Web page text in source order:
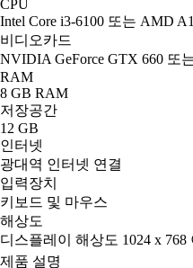
CPU
Intel Core i3-6100 또는 AMD
비디오카드
NVIDIA GeForce GTX 660 또
RAM
8 GB RAM
저장공간
12 GB
인터넷
광대역 인터넷 연결
입력장치
키보드 및 마우스
해상도
디스플레이 해상도 1024 x 768
제품 설명